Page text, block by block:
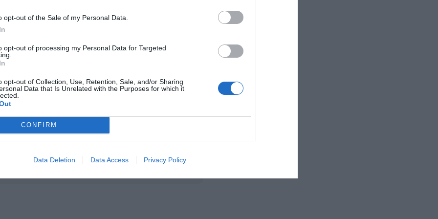
opt-out of the Sale of my Personal Data.
opt-out of processing my Personal Data for Targeted
opt-out of Collection, Use, Retention, Sale, and/or Sharing
Data that Is Unrelated with the Purposes for which it
CONFIRM
Data Deletion Data Access Privacy Policy
41 y 36,
de las campañas de otoño e invierno,
Internet, entre el 1 de noviembre y el 9 de
De cara a 2024, considera que hay
y estima realizar una inversión ordinaria
También prevé destinar 900 millones en
logística.
preferida de Google de
de actualidad
ACTIVAR AHORA